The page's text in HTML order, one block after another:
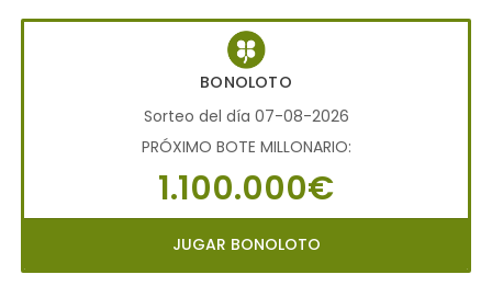
BONOLOTO
Sorteo del día 07-08-2026
PRÓXIMO BOTE MILLONARIO:
1.100.000€
JUGAR BONOLOTO